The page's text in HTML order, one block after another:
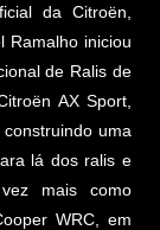
da Citroën,
Ramalho iniciou
de Ralis de
AX Sport,
uma
lá dos ralis e
mais como
WRC, em